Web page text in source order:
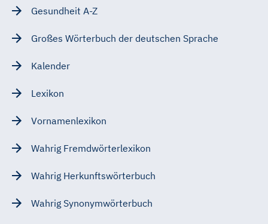
Gesundheit A-Z
Großes Wörterbuch der deutschen Sprache
Kalender
Lexikon
Vornamenlexikon
Wahrig Fremdwörterlexikon
Wahrig Herkunftswörterbuch
Wahrig Synonymwörterbuch